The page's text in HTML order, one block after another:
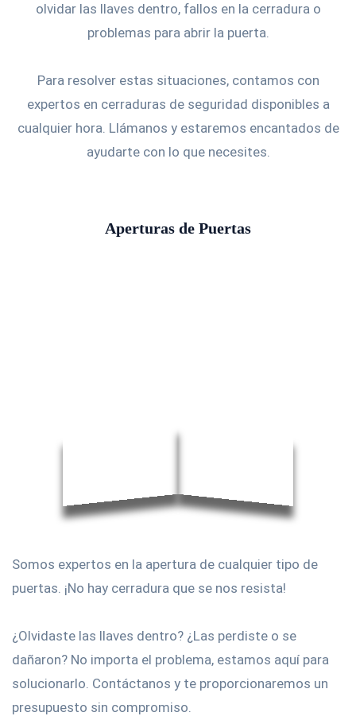
olvidar las llaves dentro, fallos en la cerradura o
problemas para abrir la puerta.
Para resolver estas situaciones, contamos con
expertos en cerraduras de seguridad disponibles a
cualquier hora. Llámanos y estaremos encantados de
ayudarte con lo que necesites.
Aperturas de Puertas
Somos expertos en la apertura de cualquier tipo de
puertas. ¡No hay cerradura que se nos resista!
¿Olvidaste las llaves dentro? ¿Las perdiste o se
dañaron? No importa el problema, estamos aquí para
solucionarlo. Contáctanos y te proporcionaremos un
presupuesto sin compromiso.